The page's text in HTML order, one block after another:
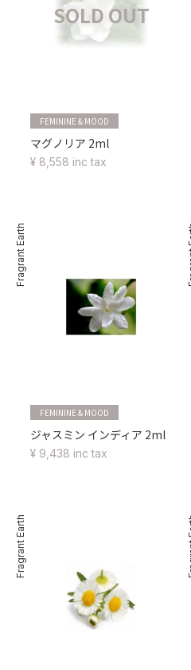
SOLD OUT
FEMININE & MOOD
マグノリア 2ml
¥ 8,558 inc tax
Fragrant Earth
FEMININE & MOOD
ジャスミン インディア 2ml
¥ 9,438 inc tax
Fragrant Earth